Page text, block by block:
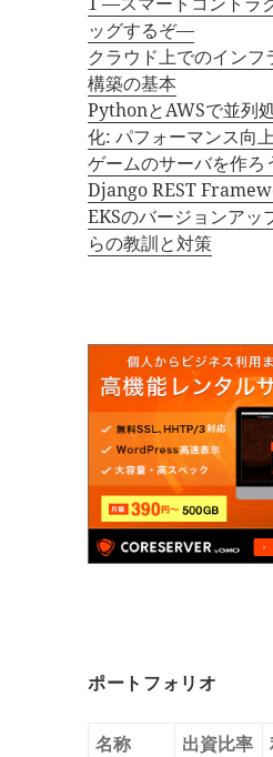
ッグするぞ—
クラウド上でのインフ
構築の基本
PythonとAWSで並列
化: パフォーマンス向
ゲームのサーバを作
Django REST
EKSのバージョンアッ
らの教訓と対策
ポートフォリオ
名称 出資比率